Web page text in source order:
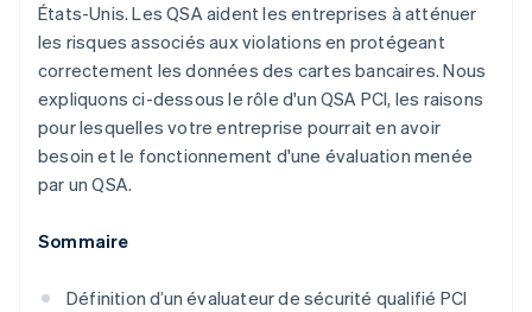
États-Unis. Les QSA aident les entreprises à atténuer
les risques associés aux violations en protégeant
correctement les données des cartes bancaires. Nous
expliquons ci-dessous le rôle d'un QSA PCI, les raisons
pour lesquelles votre entreprise pourrait en avoir
besoin et le fonctionnement d'une évaluation menée
par un QSA.
Sommaire
Définition d’un évaluateur de sécurité qualifié PCI